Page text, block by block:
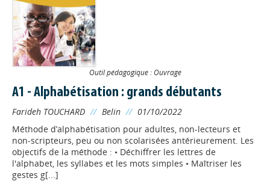
Outil pédagogique : Ouvrage
A1 - Alphabétisation : grands débutants
Farideh TOUCHARD // Belin // 01/10/2022
Méthode d’alphabétisation pour adultes, non-lecteurs et
non-scripteurs, peu ou non scolarisées antérieurement. Les
objectifs de la méthode : • Déchiffrer les lettres de
l'alphabet, les syllabes et les mots simples • Maîtriser les
gestes g[...]